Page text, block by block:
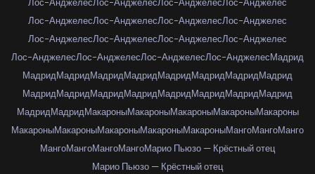
Лос-АнджелесЛос-АнджелесЛос-АнджелесЛос-Анджелес
Лос-АнджелесЛос-АнджелесЛос-АнджелесЛос-Анджелес
Лос-АнджелесЛос-АнджелесЛос-АнджелесЛос-Анджелес
Лос-АнджелесЛос-АнджелесЛос-АнджелесЛос-АнджелесМадрид
МадридМадридМадридМадридМадридМадридМадридМадрид
МадридМадридМадридМадридМадридМадридМадридМадрид
МадридМадридМакароныМакароныМакароныМакароныМакароны
МакароныМакароныМакароныМакароныМакароныМангоМангоМанго
МангоМангоМангоМангоМарио Пьюзо — Крёстный отец
Марио Пьюзо — Крёстный отец